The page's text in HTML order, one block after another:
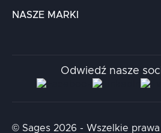
Kontakt
Chatboty
NASZE MARKI
Aidapta
AI & NLP Day
Odwiedź nasze
© Sages 2026 - Wszelkie